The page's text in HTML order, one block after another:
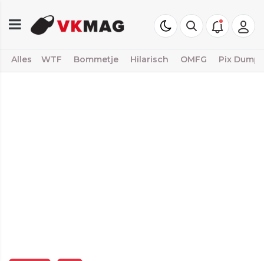
Alles WTF Bommetje Hilarisch OMFG Pix Dump